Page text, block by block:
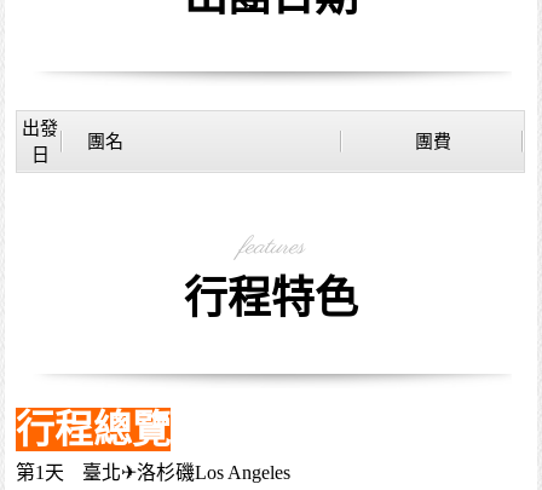
出發
日
團名 團費
features
行程特色
行程總覽
第1天
臺北✈洛杉磯Los Angeles